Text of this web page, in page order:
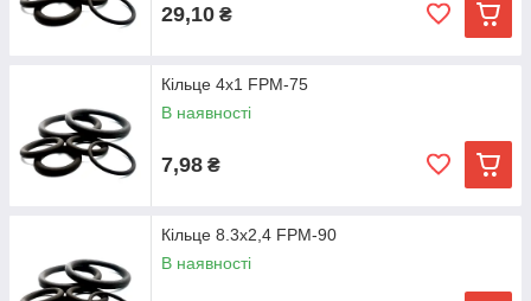
29,10 ₴
Кільце 4х1 FPM-75
В наявності
7,98 ₴
Кільце 8.3х2,4 FPM-90
В наявності